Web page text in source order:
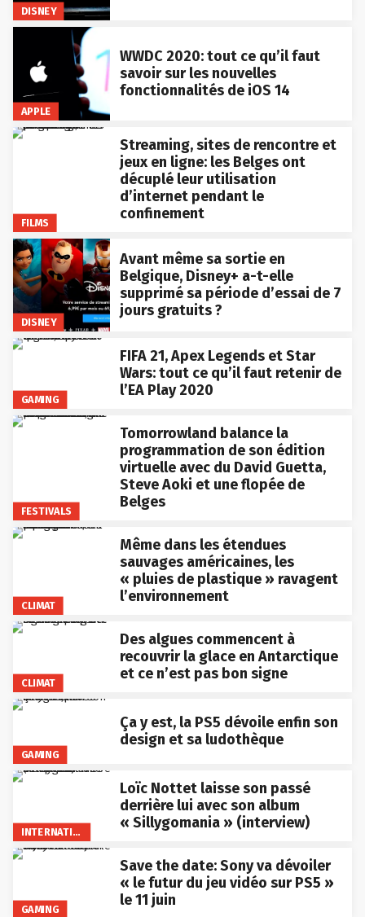
DISNEY
APPLE
WWDC 2020: tout ce qu’il faut
savoir sur les nouvelles
fonctionnalités de iOS 14
FILMS
Streaming, sites de rencontre et
jeux en ligne: les Belges ont
décuplé leur utilisation
d’internet pendant le
confinement
DISNEY
Avant même sa sortie en
Belgique, Disney+ a-t-elle
supprimé sa période d’essai de 7
jours gratuits ?
GAMING
FIFA 21, Apex Legends et Star
Wars: tout ce qu’il faut retenir de
l’EA Play 2020
FESTIVALS
Tomorrowland balance la
programmation de son édition
virtuelle avec du David Guetta,
Steve Aoki et une flopée de
Belges
CLIMAT
Même dans les étendues
sauvages américaines, les
« pluies de plastique » ravagent
l’environnement
CLIMAT
Des algues commencent à
recouvrir la glace en Antarctique
et ce n’est pas bon signe
GAMING
Ça y est, la PS5 dévoile enfin son
design et sa ludothèque
INTERNATIONAL
Loïc Nottet laisse son passé
derrière lui avec son album
« Sillygomania » (interview)
GAMING
Save the date: Sony va dévoiler
« le futur du jeu vidéo sur PS5 »
le 11 juin